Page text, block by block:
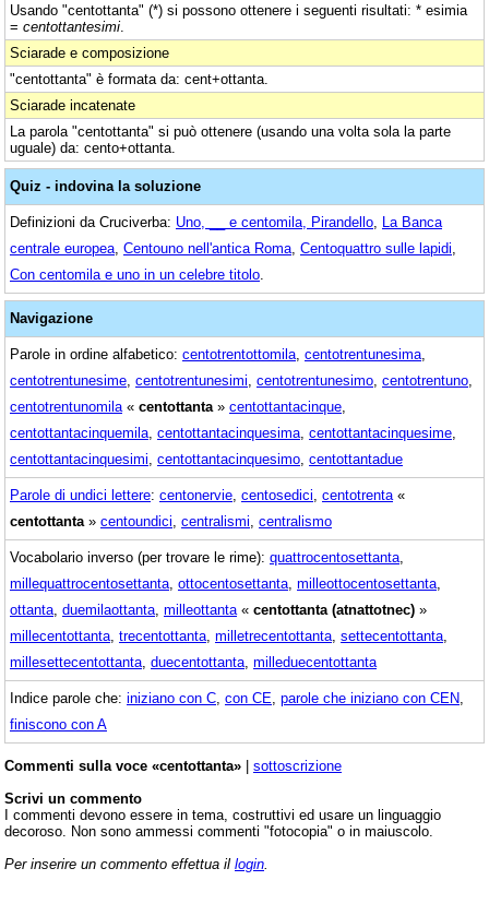
Usando "centottanta" (*) si possono ottenere i seguenti risultati: * esimia
= centottantesimi
Sciarade e composizione
"centottanta" è formata da: cent+ottanta.
Sciarade incatenate
La parola "centottanta" si può ottenere (usando una volta sola la parte
uguale) da: cento+ottanta.
Quiz - indovina la soluzione
Definizioni da Cruciverba: Uno, __ e centomila, Pirandello La Banca
centrale europea Centouno nell'antica Roma Centoquattro sulle lapidi
Con centomila e uno in un celebre titolo
Navigazione
Parole in ordine alfabetico: centotrentottomila centotrentunesima
centotrentunesime centotrentunesimi centotrentunesimo centotrentuno
centotrentunomila « centottanta » centottantacinque
centottantacinquemila centottantacinquesima centottantacinquesime
centottantacinquesimi centottantacinquesimo centottantadue
Parole di undici lettere: centonervie centosedici centotrenta «
centottanta » centoundici centralismi centralismo
Vocabolario inverso (per trovare le rime): quattrocentosettanta
millequattrocentosettanta ottocentosettanta milleottocentosettanta
ottanta duemilaottanta milleottanta « centottanta (atnattotnec) »
millecentottanta trecentottanta milletrecentottanta settecentottanta
millesettecentottanta duecentottanta milleduecentottanta
Indice parole che: iniziano con C con CE parole che iniziano con CEN
finiscono con A
Commenti sulla voce «centottanta» | sottoscrizione
Scrivi un commento
I commenti devono essere in tema, costruttivi ed usare un linguaggio
decoroso. Non sono ammessi commenti "fotocopia" o in maiuscolo.
Per inserire un commento effettua il login